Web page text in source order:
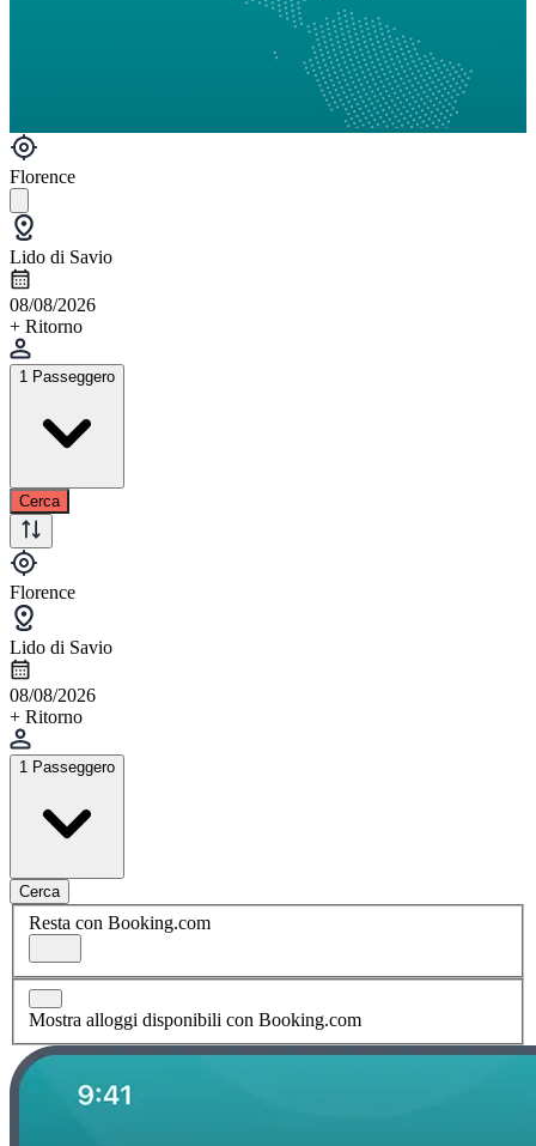
Florence
Lido di Savio
08/08/2026
+ Ritorno
1 Passeggero
Cerca
Florence
Lido di Savio
08/08/2026
+ Ritorno
1 Passeggero
Cerca
Resta con Booking.com
Mostra alloggi disponibili con Booking.com